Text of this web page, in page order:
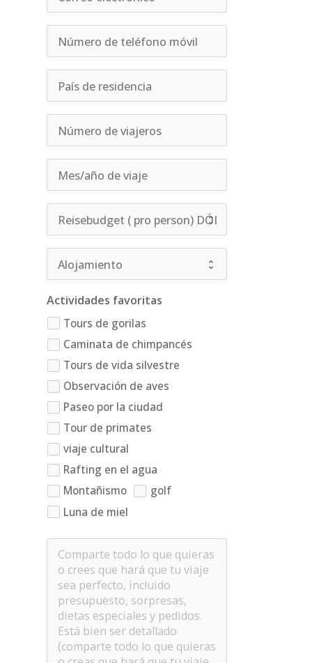
Actividades favoritas
Tours de gorilas
Caminata de chimpancés
Tours de vida silvestre
Observación de aves
Paseo por la ciudad
Tour de primates
viaje cultural
Rafting en el agua
Montañismo
golf
Luna de miel